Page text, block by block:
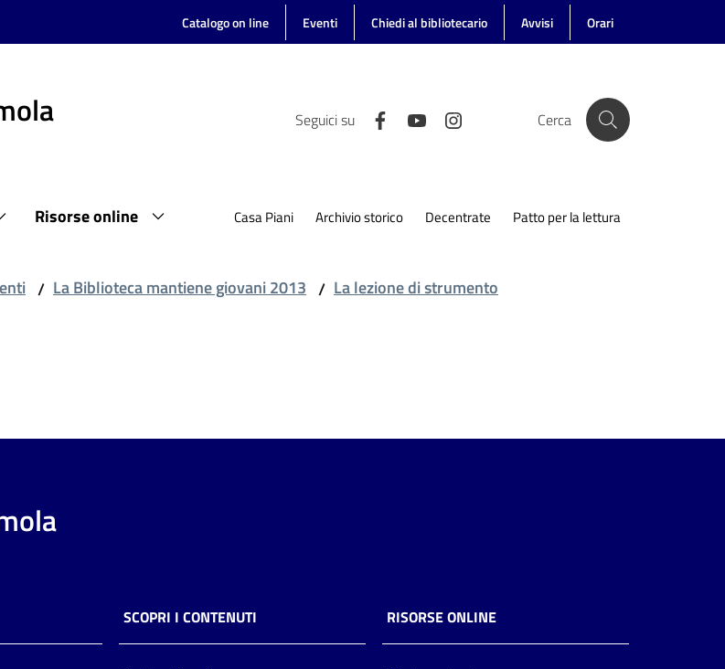
Catalogo on line Eventi Chiedi al bibliotecario Avvisi Orari
Seguici su Cerca
Risorse online Casa Piani Archivio storico Decentrate Patto per la lettura
/ La Biblioteca mantiene giovani 2013 / La lezione di strumento
SCOPRI I CONTENUTI RISORSE ONLINE